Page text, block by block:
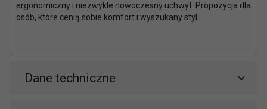
ergonomiczny i niezwykle nowoczesny uchwyt. Propozycja dla
osób, które cenią sobie komfort i wyszukany styl.
Dane techniczne